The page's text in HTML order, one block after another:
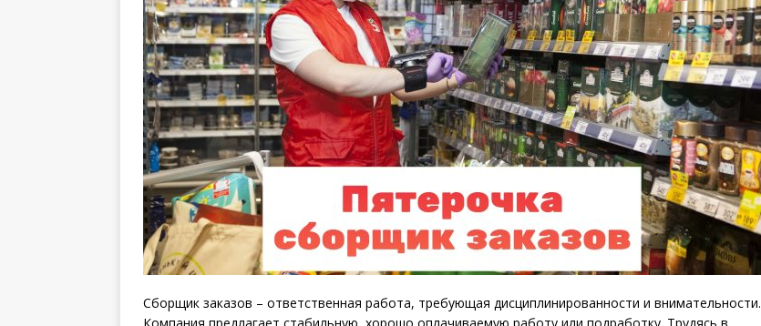
Сборщик заказов – ответственная работа, требующая дисциплинированности и внимательности.